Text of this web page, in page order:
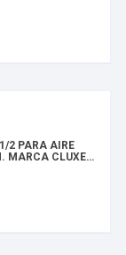
2 PARA AIRE
MARCA CLUXER,